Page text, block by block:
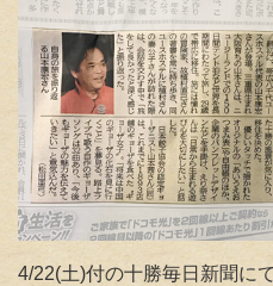
4/22(土)付の十勝毎日新聞に